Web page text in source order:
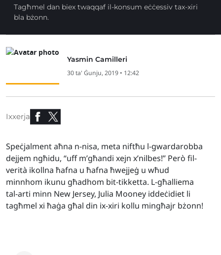
Tagħmel dan biex twaqqaf il-konsum eċċessiv tax-xiri
bla bżonn.
Yasmin Camilleri
30 ta' Ġunju, 2019 • 12:42
Ixxerja
Speċjalment aħna n-nisa, meta niftħu l-gwardarobba
dejjem ngħidu, “uff m’għandi xejn x’nilbes!” Però fil-
verità ikollna ħafna u ħafna ħwejjeġ u wħud
minnhom ikunu għadhom bit-tikketta. L-għalliema
tal-arti minn New Jersey, Julia Mooney iddeċidiet li
tagħmel xi ħaġa għal din ix-xiri kollu mingħajr bżonn!